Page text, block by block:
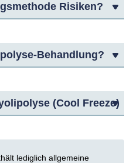
Risiken?
Behandlung?
(Cool Freeze)
lediglich allgemeine